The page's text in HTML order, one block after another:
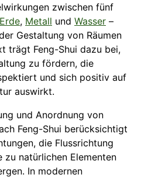
zwischen fünf
Erde, Metall und Wasser –
Gestaltung von Räumen
trägt Feng-Shui dazu bei,
zu fördern, die
und sich positiv auf
auswirkt.
und Anordnung von
Feng-Shui berücksichtigt
die Flussrichtung
zu natürlichen Elementen
In modernen